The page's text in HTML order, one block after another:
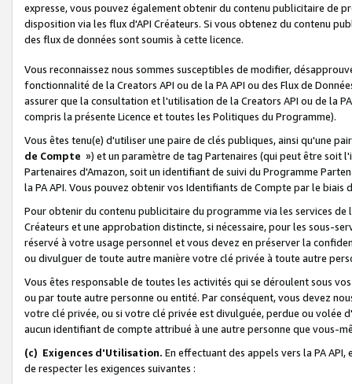
expresse, vous pouvez également obtenir du contenu publicitaire de
disposition via les flux d'API Créateurs. Si vous obtenez du contenu
des flux de données sont soumis à cette licence.
Vous reconnaissez nous sommes susceptibles de modifier,
fonctionnalité de la Creators API ou de la PA API ou des Flux de
assurer que la consultation et l'utilisation de la Creators API ou de la
compris la présente Licence et toutes les Politiques du Programme).
Vous êtes tenu(e) d'utiliser une paire de clés publiques, ainsi qu'une
de Compte ») et un paramètre de tag Partenaires (qui peut être soit
Partenaires d'Amazon, soit un identifiant de suivi du Programme
la PA API. Vous pouvez obtenir vos Identifiants de Compte par le biais
Pour obtenir du contenu publicitaire du programme via les services
Créateurs et une approbation distincte, si nécessaire, pour les sous-
réservé à votre usage personnel et vous devez en préserver la
ou divulguer de toute autre manière votre clé privée à toute autre
Vous êtes responsable de toutes les activités qui se déroulent sous
ou par toute autre personne ou entité. Par conséquent, vous devez
votre clé privée, ou si votre clé privée est divulguée, perdue ou volée
aucun identifiant de compte attribué à une autre personne que vous-
(c) Exigences d'Utilisation. En effectuant des appels vers la PA
de respecter les exigences suivantes :